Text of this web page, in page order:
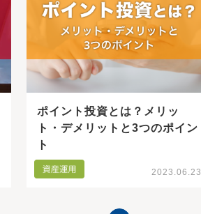
ポイント投資とは？メリッ
ト・デメリットと3つのポイン
ト
2023.06.23